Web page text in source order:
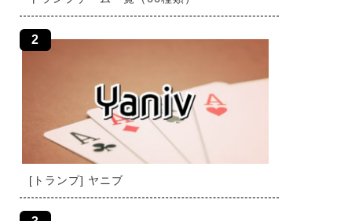
[トランプ] ヤニブ